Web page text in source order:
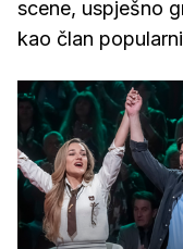
scene, uspješno
kao član